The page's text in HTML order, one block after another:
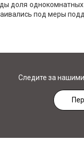
доля
под меры
Следите за